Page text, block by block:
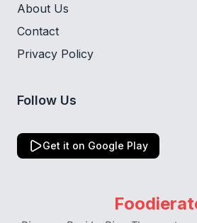
About Us
Contact
Privacy Policy
Follow Us
Get it on Google Play